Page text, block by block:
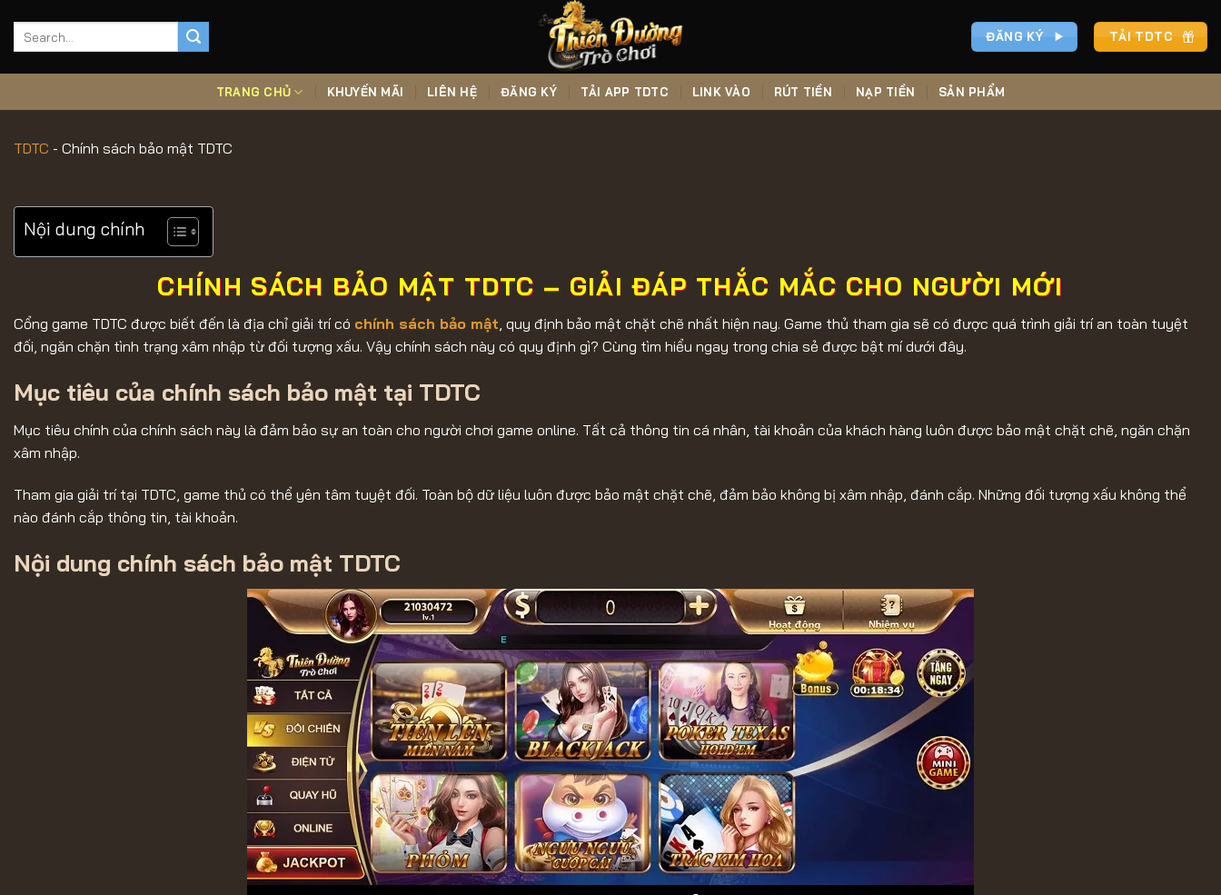
nội
dung
ĐĂNG KÝ TẢI TDTC
TRANG CHỦ KHUYẾN MÃI LIÊN HỆ ĐĂNG KÝ TẢI APP TDTC LINK VÀO RÚT TIỀN NẠP TIỀN SẢN PHẨM
TDTC - Chính sách bảo mật TDTC
Nội dung chính
CHÍNH SÁCH BẢO MẬT TDTC – GIẢI ĐÁP THẮC MẮC CHO NGƯỜI MỚI
Cổng game TDTC được biết đến là địa chỉ giải trí có chính sách bảo mật, quy định bảo mật chặt chẽ nhất hiện nay. Game thủ tham gia sẽ có được quá trình giải trí an toàn tuyệt
đối, ngăn chặn tình trạng xâm nhập từ đối tượng xấu. Vậy chính sách này có quy định gì? Cùng tìm hiểu ngay trong chia sẻ được bật mí dưới đây.
Mục tiêu của chính sách bảo mật tại TDTC
Mục tiêu chính của chính sách này là đảm bảo sự an toàn cho người chơi game online. Tất cả thông tin cá nhân, tài khoản của khách hàng luôn được bảo mật chặt chẽ, ngăn chặn
xâm nhập.
Tham gia giải trí tại TDTC, game thủ có thể yên tâm tuyệt đối. Toàn bộ dữ liệu luôn được bảo mật chặt chẽ, đảm bảo không bị xâm nhập, đánh cắp. Những đối tượng xấu không thể
nào đánh cắp thông tin, tài khoản.
Nội dung chính sách bảo mật TDTC